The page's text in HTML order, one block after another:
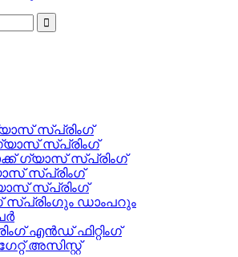
സ്പ്രിംഗ്
സ്പ്രിംഗ്
ഗ്യാസ് സ്പ്രിംഗ്
സ്പ്രിംഗ്
സ്പ്രിംഗ്
സ്പ്രിംഗും ഡാംപറും
എൻഡ് ഫിറ്റിംഗ്
അസിസ്റ്റ്